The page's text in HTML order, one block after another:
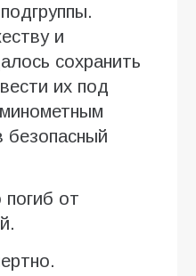
и
сохранить
их под
безопасный
погиб от